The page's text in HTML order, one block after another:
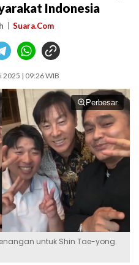
Indonesia
Suara.Com
2025 | 09:26 WIB
Perbesar
untuk Shin Tae-yong.